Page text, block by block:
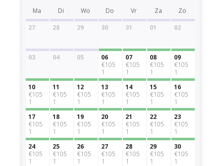
Ma Di Wo Do Vr Za
Zo
27
28 29 30 31 01 02
03 04 05
06
€105
1
07
€105
1
08
€105
1
09
€105
1
10
€105
1
11
€105
1
12
€105
1
13
€105
1
14
€105
1
15
€105
1
16
€105
1
17
€105
1
18
€105
1
19
€105
1
20
€105
1
21
€105
1
22
€105
1
23
€105
1
24
€105
1
25
€105
1
26
€105
1
27
€105
1
28
€105
1
29
€105
1
30
€105
1